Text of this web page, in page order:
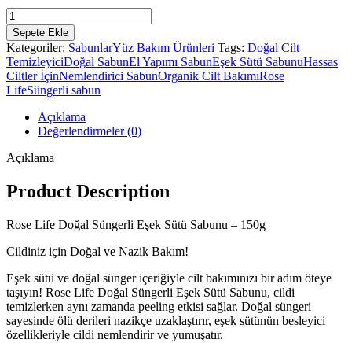
Dogal
Süngerli
Eşek
Sütü
Sabunu
150gr
adet
Sepete Ekle
Kategoriler: SabunlarYüz Bakım Ürünleri Tags: Doğal Cilt
TemizleyiciDoğal SabunEl Yapımı SabunEşek Sütü SabunuHassas
Ciltler İçinNemlendirici SabunOrganik Cilt BakımıRose
LifeSüngerli sabun
Açıklama
Değerlendirmeler (0)
Açıklama
Product Description
Rose Life Doğal Süngerli Eşek Sütü Sabunu – 150g
Cildiniz için Doğal ve Nazik Bakım!
Eşek sütü ve doğal sünger içeriğiyle cilt bakımınızı bir adım öteye
taşıyın! Rose Life Doğal Süngerli Eşek Sütü Sabunu, cildi
temizlerken aynı zamanda peeling etkisi sağlar. Doğal süngeri
sayesinde ölü derileri nazikçe uzaklaştırır, eşek sütünün besleyici
özellikleriyle cildi nemlendirir ve yumuşatır.